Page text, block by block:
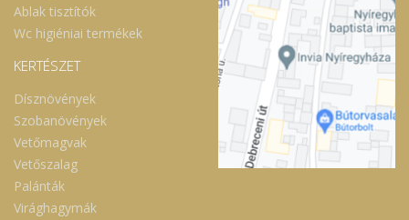
Ablak tisztítók
Wc higiéniai termékek
KERTÉSZET
Dísznövények
Szobanövények
Vetőmagvak
Vetőszalag
Palánták
Virághagymák